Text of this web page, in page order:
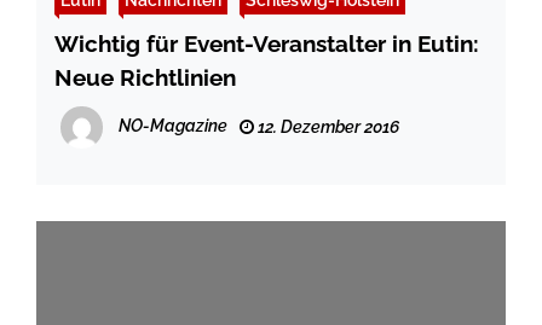
Wichtig für Event-Veranstalter in Eutin:
Neue Richtlinien
NO-Magazine 12. Dezember 2016